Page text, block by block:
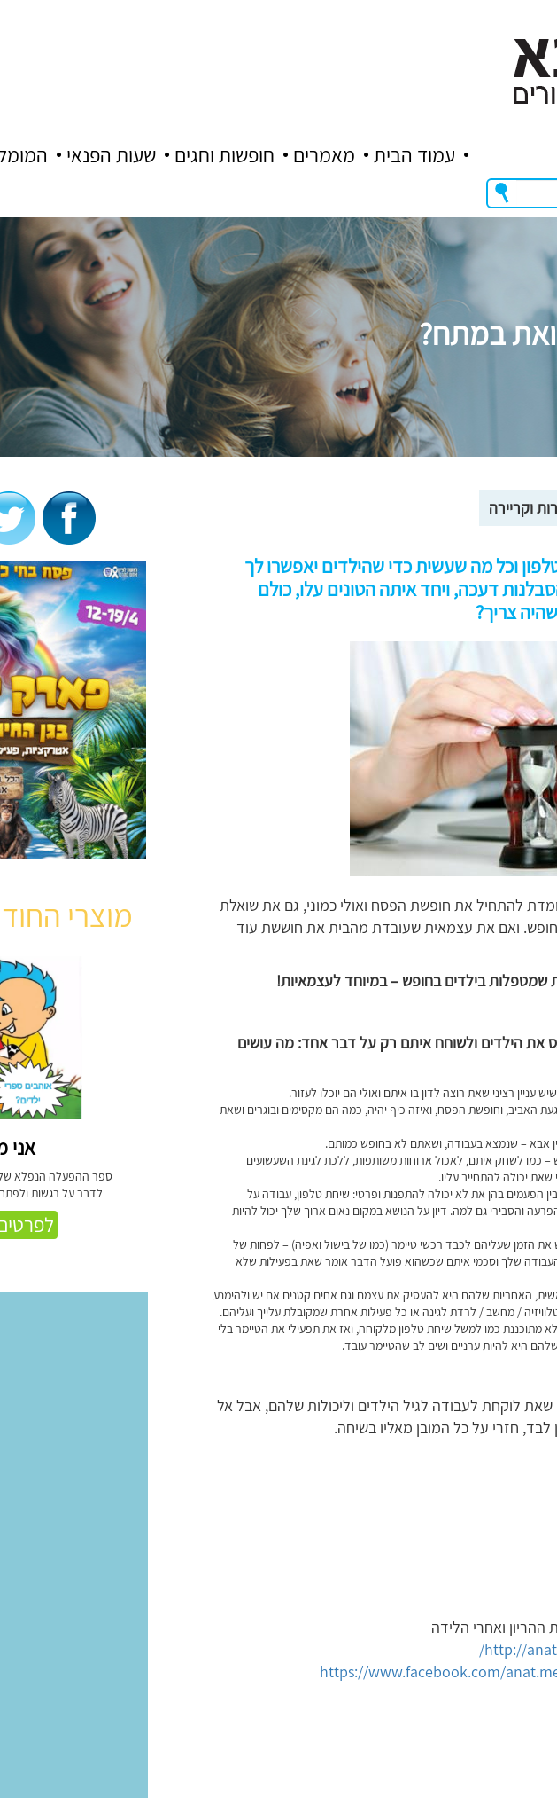
שעות הפנאי חופשות וחגים מאמרים עמוד הבית
במתח?
וקריירה
וכל מה שעשית כדי שהילדים יאפשרו לך
דעכה, ויחד איתה הטונים עלו, כולם
צריך?
להתחיל את חופשת הפסח ואולי כמוני, גם את שואלת
ואם את עצמאית שעובדת מהבית את חוששת עוד
בילדים בחופש – במיוחד לעצמאיות!
את הילדים ולשוחח איתם רק על דבר אחד: מה עושים
רציני שאת רוצה לדון בו איתם ואולי הם יוכלו לעזור.
האביב, וחופשת הפסח, ואיזה כיף יהיה, כמה הם מקסימים ובוגרים ושאת
אבא – שנמצא בעבודה, ושאתם לא בחופש כמותם.
כמו לשחק איתם, לאכול ארוחות משותפות, ללכת לגינת השעשועים
יכולה להתחייב עליו.
הפעמים בהן את לא יכולה להתפנות ופרטי: שיחת טלפון, עבודה על
והסבירי גם למה. דיון על הנושא במקום נאום ארוך שלך יכול להיות
הזמן שעליהם לכבד רכשי טיימר (כמו של בישול ואפיה) – לפחות של
שלך וסכמי איתם שכשהוא פועל הדבר אומר שאת בפעילות שלא
האחריות שלהם היא להעסיק את עצמם וגם אחים קטנים אם יש ולהימנע
/ מחשב / לרדת לגינה או כל פעילות אחרת שמקובלת עלייך ועליהם.
מתוכננת כמו למשל שיחת טלפון מלקוחה, ואז את תפעילי את הטיימר בלי
היא להיות ערניים ושים לב שהטיימר עובד.
לוקחת לעבודה לגיל הילדים וליכולות שלהם, אבל אל
חזרי על כל המובן מאליו בשיחה.
ואחרי הלידה
http://
https://www.facebook.com/
מוצרי
אני
ספר ההפעלה הנפלא של
לדבר על רגשות